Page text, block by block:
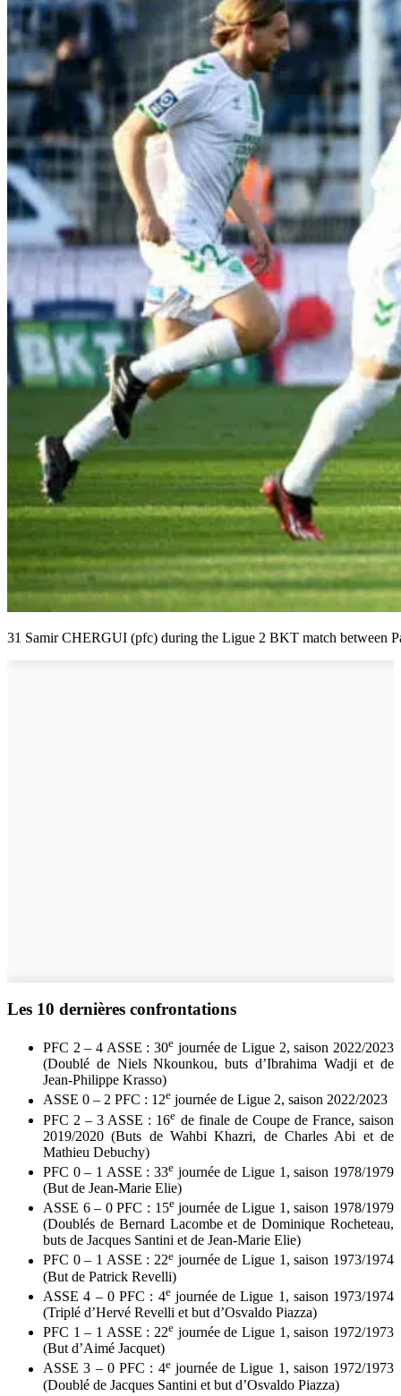
31 Samir CHERGUI (pfc) during the Ligue 2 BKT match between
Les 10 dernières confrontations
PFC 2 – 4 ASSE : 30e journée de Ligue 2, saison 2022/2023
(Doublé de Niels Nkounkou, buts d’Ibrahima Wadji et de
Jean-Philippe Krasso)
ASSE 0 – 2 PFC : 12e journée de Ligue 2, saison 2022/2023
PFC 2 – 3 ASSE : 16e de finale de Coupe de France, saison
2019/2020 (Buts de Wahbi Khazri, de Charles Abi et de
Mathieu Debuchy)
PFC 0 – 1 ASSE : 33e journée de Ligue 1, saison 1978/1979
(But de Jean-Marie Elie)
ASSE 6 – 0 PFC : 15ejournée de Ligue 1, saison 1978/1979
(Doublés de Bernard Lacombe et de Dominique Rocheteau,
buts de Jacques Santini et de Jean-Marie Elie)
PFC 0 – 1 ASSE : 22e journée de Ligue 1, saison 1973/1974
(But de Patrick Revelli)
ASSE 4 – 0 PFC : 4ejournée de Ligue 1, saison 1973/1974
(Triplé d’Hervé Revelli et but d’Osvaldo Piazza)
PFC 1 – 1 ASSE : 22e journée de Ligue 1, saison 1972/1973
(But d’Aimé Jacquet)
ASSE 3 – 0 PFC : 4ejournée de Ligue 1, saison 1972/1973
(Doublé de Jacques Santini et but d’Osvaldo Piazza)